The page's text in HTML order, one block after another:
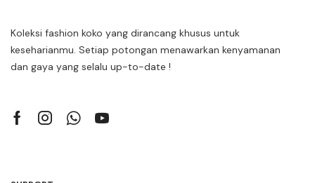
Koleksi fashion koko yang dirancang khusus untuk
keseharianmu. Setiap potongan menawarkan kenyamanan
dan gaya yang selalu up-to-date !